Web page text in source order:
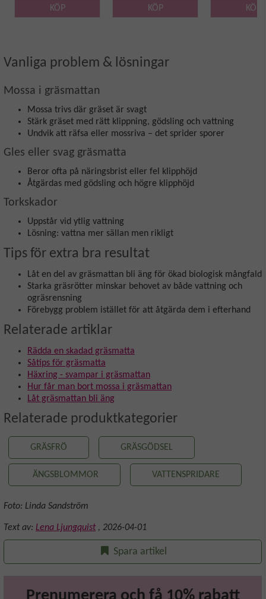
KÖP KÖP KÖP
Vanliga problem & lösningar
Mossa i gräsmattan
Mossa trivs där gräset är svagt
Stärk gräset med rätt klippning, gödsling och vattning
Undvik att räfsa eller mossriva – det sprider sporer
Gles eller svag gräsmatta
Beror ofta på näringsbrist eller fel klipphöjd
Åtgärdas med gödsling och högre klipphöjd
Torkskador
Uppstår vid ytlig vattning
Lösning: vattna mer sällan men rikligt
Tips för extra bra resultat
Låt en del av gräsmattan bli äng för ökad biologisk mångfald
Starka gräsrötter minskar behovet av både vattning och
ogräsrensning
Förebygg problem istället för att åtgärda dem i efterhand
Relaterade artiklar
Rädda en skadad gräsmatta
Såtips för gräsmatta
Häxring - svampar i gräsmattan
Hur får man bort mossa i gräsmattan
Låt gräsmattan bli äng
Relaterade produktkategorier
GRÄSFRÖ GRÄSGÖDSEL
ÄNGSBLOMMOR VATTENSPRIDARE
Foto: Linda Sandström
Text av: Lena Ljungquist , 2026-04-01
Spara artikel